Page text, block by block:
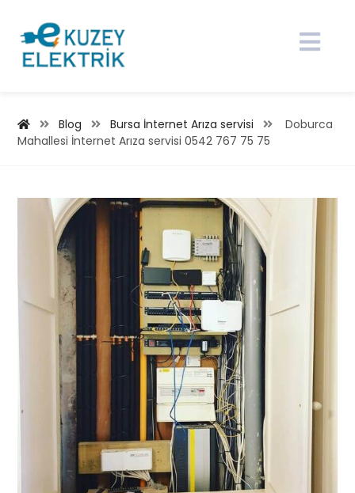
Blog Bursa İnternet Arıza servisi
Doburca
Mahallesi İnternet Arıza servisi 0542 767 75 75